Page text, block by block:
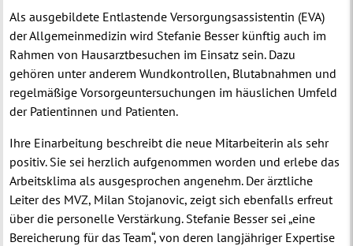
Als ausgebildete Entlastende Versorgungsassistentin (EVA)
der Allgemeinmedizin wird Stefanie Besser künftig auch im
Rahmen von Hausarztbesuchen im Einsatz sein. Dazu
gehören unter anderem Wundkontrollen, Blutabnahmen und
regelmäßige Vorsorgeuntersuchungen im häuslichen Umfeld
der Patientinnen und Patienten.
Ihre Einarbeitung beschreibt die neue Mitarbeiterin als sehr
positiv. Sie sei herzlich aufgenommen worden und erlebe das
Arbeitsklima als ausgesprochen angenehm. Der ärztliche
Leiter des MVZ, Milan Stojanovic, zeigt sich ebenfalls erfreut
über die personelle Verstärkung. Stefanie Besser sei „eine
Bereicherung für das Team“, von deren langjähriger Expertise